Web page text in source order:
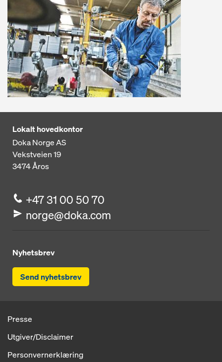
Lokalt hovedkontor
Doka Norge AS
Vekstveien 19
3474Åros
+47 31 00 50 70
norge@doka.com
Nyhetsbrev
Send nyhetsbrev
Presse
Utgiver/Disclaimer
Personvernerklæring